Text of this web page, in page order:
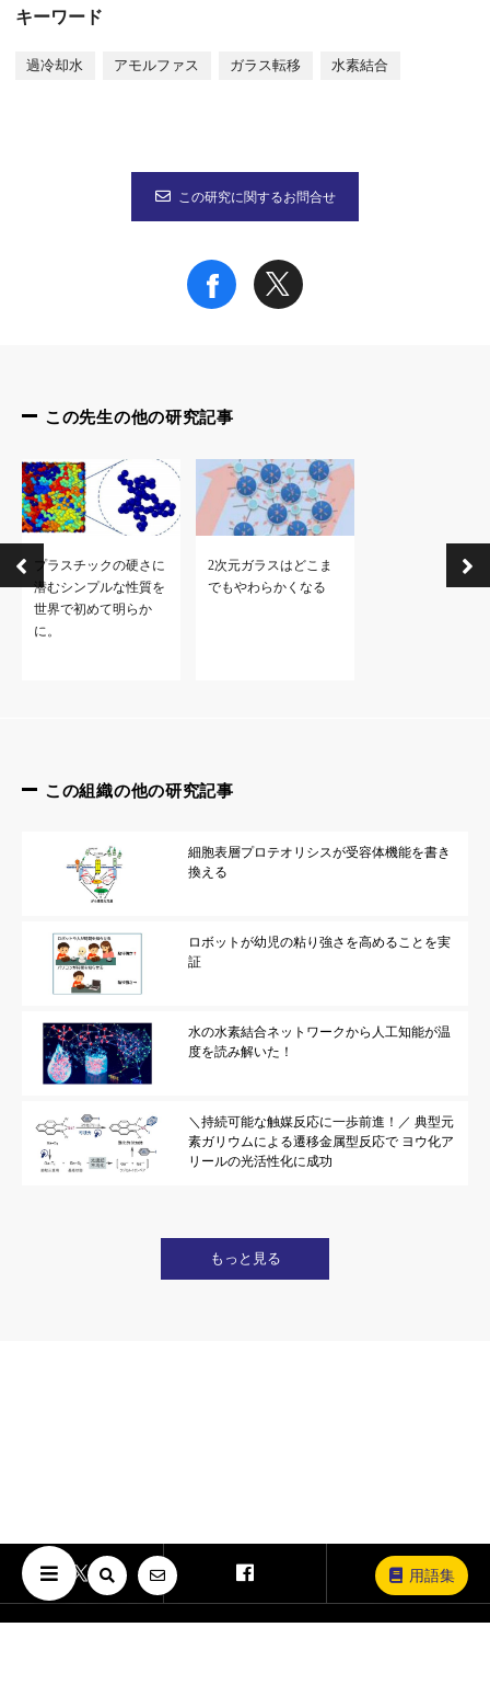
用語集
キーワード
過冷却水 アモルファス ガラス転移 水素結合
この研究に関するお問合せ
この先生の他の研究記事
プラスチックの硬さに
潜むシンプルな性質を
世界で初めて明らか
に。
2次元ガラスはどこま
でもやわらかくなる
この組織の他の研究記事
細胞表層プロテオリシスが受容体機能を書き
換える
ロボットが幼児の粘り強さを高めることを実
証
水の水素結合ネットワークから人工知能が温
度を読み解いた！
＼持続可能な触媒反応に一歩前進！／ 典型元
素ガリウムによる遷移金属型反応で ヨウ化ア
リールの光活性化に成功
もっと見る